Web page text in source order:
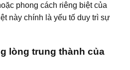
phong cách riêng biệt của
này chính là yếu tố duy trì sự
lòng trung thành của